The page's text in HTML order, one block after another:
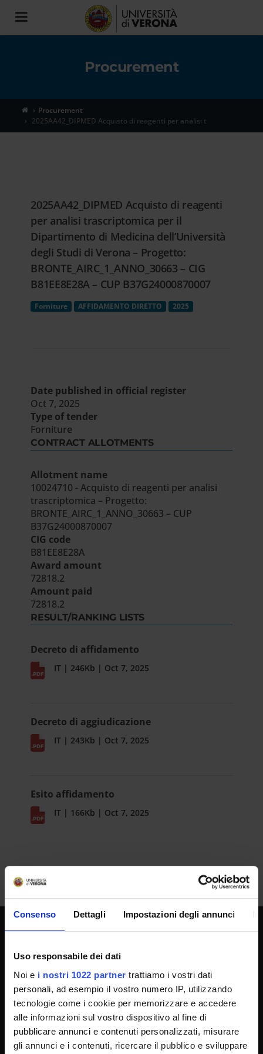
Consenso Dettagli Impostazioni degli annunci
Uso responsabile dei dati
Noi e i nostri 1022 partner trattiamo i vostri dati
personali, ad esempio il vostro numero IP, utilizzando
tecnologie come i cookie per memorizzare e accedere
alle informazioni sul vostro dispositivo al fine di
pubblicare annunci e contenuti personalizzati, misurare
gli annunci e i contenuti, ricercare il pubblico e sviluppare
Toggle
navigation
Procurement
Procurement
2025AA42_DIPMED Acquisto di reagenti per analisi t
2025AA42_DIPMED Acquisto di reagenti
per analisi trascriptomica per il
Dipartimento di Medicina dell’Università
degli Studi di Verona – Progetto:
BRONTE_AIRC_1_ANNO_30663 – CIG
B81EE8E28A – CUP B37G24000870007
Forniture AFFIDAMENTO DIRETTO 2025
Date published in official register
Oct 7, 2025
Type of tender
Forniture
CONTRACT ALLOTMENTS
Allotment name
10024710 - Acquisto di reagenti per analisi
trascriptomica – Progetto:
BRONTE_AIRC_1_ANNO_30663 – CUP
B37G24000870007
CIG code
B81EE8E28A
Award amount
72818.2
Amount paid
72818.2
RESULT/RANKING LISTS
Decreto di affidamento
IT | 246Kb | Oct 7, 2025
Decreto di aggiudicazione
IT | 243Kb | Oct 7, 2025
Esito affidamento
IT | 166Kb | Oct 7, 2025
Transparency
Official University Register
Job vacancies
Procurement